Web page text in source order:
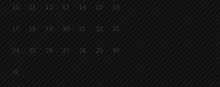
10 11 12 13 14 15 16
17 18 19 20 21 22 23
24 25 26 27 28 29 30
31